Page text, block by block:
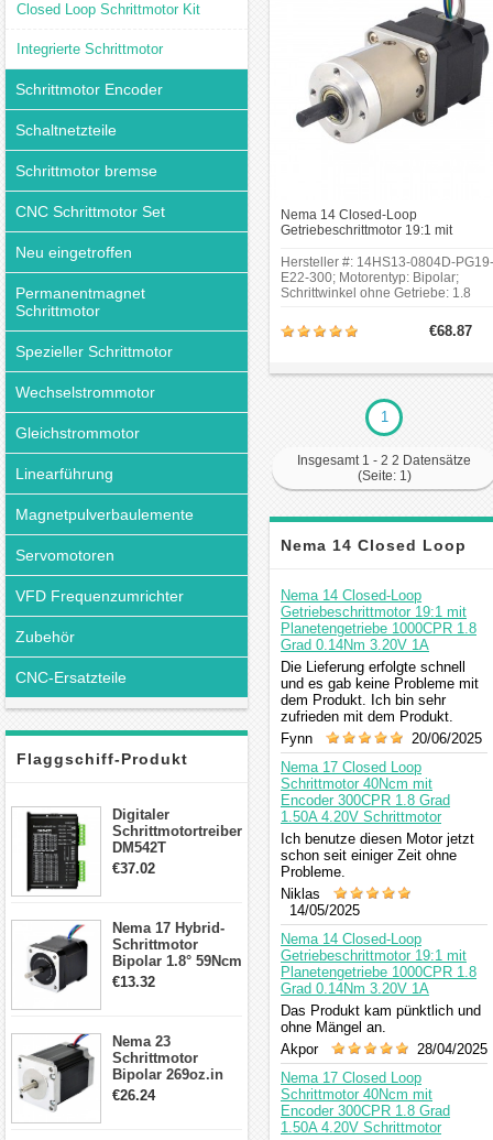
Closed Loop Schrittmotor Kit
Integrierte Schrittmotor
Schrittmotor Encoder
Schaltnetzteile
Schrittmotor bremse
CNC Schrittmotor Set
Neu eingetroffen
Permanentmagnet
Schrittmotor
Spezieller Schrittmotor
Wechselstrommotor
Gleichstrommotor
Linearführung
Magnetpulverbaulemente
Servomotoren
VFD Frequenzumrichter
Zubehör
CNC-Ersatzteile
Flaggschiff-Produkt
Digitaler
Schrittmotortreiber
DM542T
Schrittmotor
Schrittmotor
€37.02
Nema 17 Hybrid-
Schrittmotor
Bipolar 1.8° 59Ncm
2A 4 Drähte mit 1m
€13.32
Nema 23
Schrittmotor
Bipolar 269oz.in
2,8A 57x57x76mm
€26.24
Nema 14 Closed-Loop
Getriebeschrittmotor 19:1 mit
0.14Nm 3.20V 1A
Hersteller #: 14HS13-0804D-PG19-
E22-300; Motorentyp: Bipolar;
Schrittwinkel ohne Getriebe: 1.8
0.14Nm(19.83oz.in);Länge des
Getriebes:
19.20;Zahnspiel bei Nulllast:
€68.87
1
Insgesamt 1 - 2 2 Datensätze
(Seite: 1)
Nema 14 Closed Loop
Schrittmotor
Kommentar
Nema 14 Closed-Loop
Getriebeschrittmotor 19:1 mit
Planetengetriebe 1000CPR 1.8
Grad 0.14Nm 3.20V 1A
Die Lieferung erfolgte schnell
und es gab keine Probleme mit
dem Produkt. Ich bin sehr
zufrieden mit dem Produkt.
Fynn
20/06/2025
Nema 17 Closed Loop
Schrittmotor 40Ncm mit
Encoder 300CPR 1.8 Grad
1.50A 4.20V Schrittmotor
Ich benutze diesen Motor jetzt
schon seit einiger Zeit ohne
Probleme.
Niklas
14/05/2025
Nema 14 Closed-Loop
Getriebeschrittmotor 19:1 mit
Planetengetriebe 1000CPR 1.8
Grad 0.14Nm 3.20V 1A
Das Produkt kam pünktlich und
ohne Mängel an.
Akpor
28/04/2025
Nema 17 Closed Loop
Schrittmotor 40Ncm mit
Encoder 300CPR 1.8 Grad
1.50A 4.20V Schrittmotor